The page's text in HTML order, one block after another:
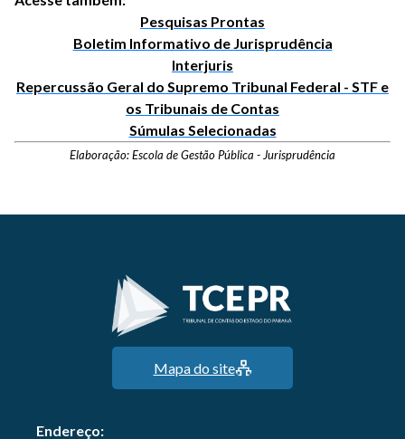
Pesquisas Prontas
Boletim Informativo de Jurisprudência
Interjuris
Repercussão Geral do Supremo Tribunal Federal - STF e
os Tribunais de Contas
Súmulas Selecionadas
Elaboração: Escola de Gestão Pública - Jurisprudência
Mapa do site
Endereço: